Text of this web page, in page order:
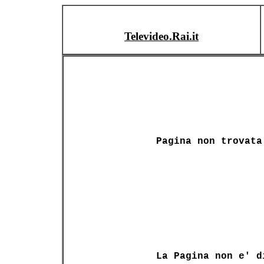
Televideo.Rai.it
Pagina non trovata
La Pagina non e'